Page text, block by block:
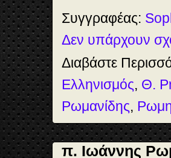
b
o
o
k
o
d
o
n
e
r
e
s
e
Συγγραφέας:
Δεν υπάρχουν
Διαβάστε
Ελληνισμός, Θ.
Ρωμανίδης,
π. Ιωάννης